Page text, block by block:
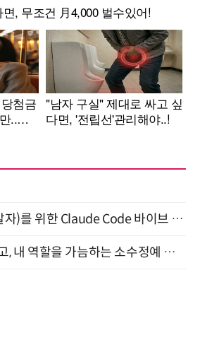
"모든 담당자(비개발자)를 위한 Claude Code 바이브 코딩 2-day 부트캠프" 9월 16~17일 개최
글로벌 트렌드를 읽고, 내 역할을 가늠하는 소수정예 실습 워크숍 (8/28)